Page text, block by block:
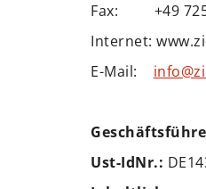
Fax: +49
Internet:
E-Mail:
Ust-IdNr.: